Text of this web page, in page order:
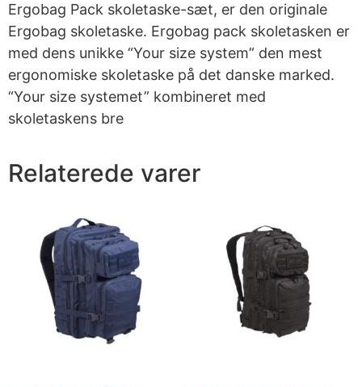
Ergobag Pack skoletaske-sæt, er den originale
Ergobag skoletaske. Ergobag pack skoletasken er
med dens unikke “Your size system” den mest
ergonomiske skoletaske på det danske marked.
“Your size systemet” kombineret med
skoletaskens bre
Relaterede varer